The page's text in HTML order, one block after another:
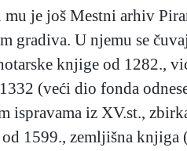
je još Mestni arhiv
gradiva. U njemu se
knjige od 1282.,
(veći dio fonda
iz XV.st.,
1599., zemljišna